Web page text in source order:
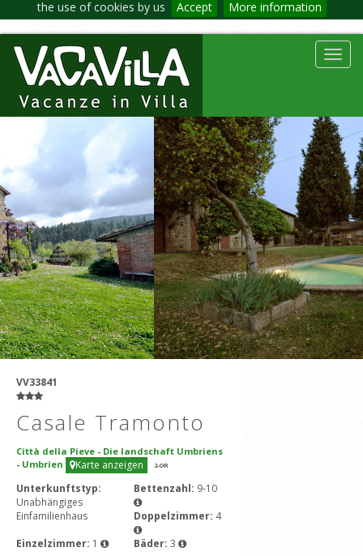
the use of cookies by us Accept More information
VV33841
Casale Tramonto
Città della Pieve - Die landschaft Umbriens
- Umbrien Karte anzeigen 2-OR
Unterkunftstyp:
Unabhängiges
Einfamilienhaus
Bettenzahl: 9-10
Doppelzimmer: 4
Einzelzimmer: 1 Bäder: 3